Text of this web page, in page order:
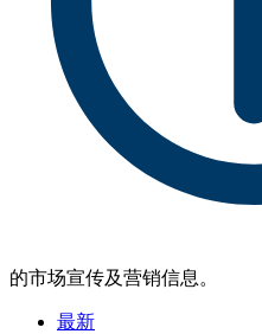
的市场宣传及营销信息。
最新